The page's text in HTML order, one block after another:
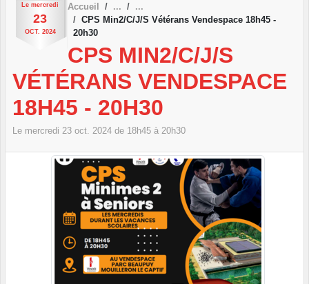
Le mercredi
23
OCT. 2024
Accueil
CPS Min2/C/J/S Vétérans Vendespace 18h45 -
20h30
CPS MIN2/C/J/S
VÉTÉRANS VENDESPACE
18H45 - 20H30
Le mercredi 23 oct. 2024 de 18h45 à 20h30